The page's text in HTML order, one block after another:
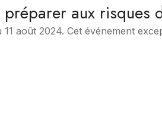
aux risques
août 2024. Cet événement